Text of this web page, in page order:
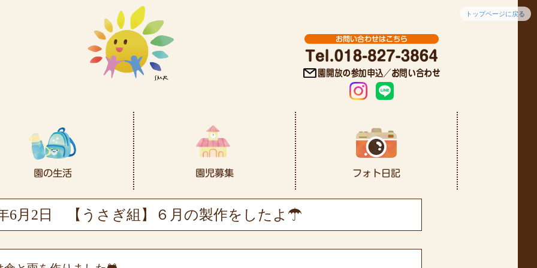
トップページに戻る
6月2日 【うさぎ組】６月の製作をしたよ☂